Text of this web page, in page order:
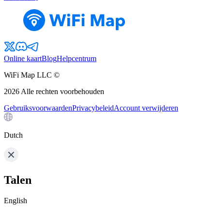
Online kaartBlogHelpcentrum
WiFi Map LLC ©
2026 Alle rechten voorbehouden
GebruiksvoorwaardenPrivacybeleidAccount verwijderen
Dutch
Talen
English